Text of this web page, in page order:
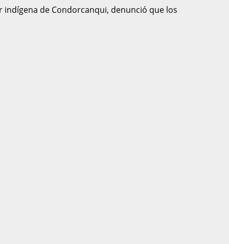
indígena de Condorcanqui, denunció que los